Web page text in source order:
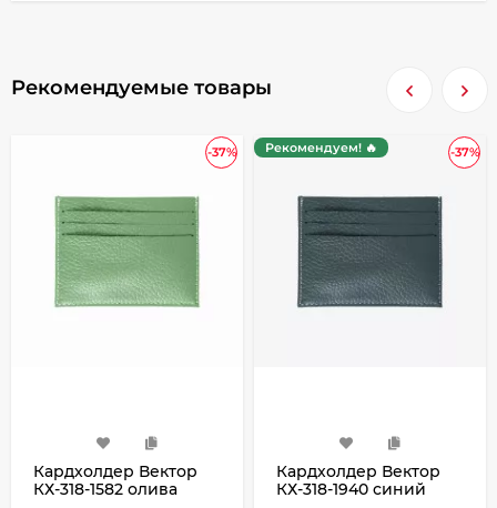
Рекомендуемые товары
-37%
Кардхолдер Вектор
КХ-318-1582 олива
-37%
Рекомендуем! 🔥
Кардхолдер Вектор
КХ-318-1940 синий